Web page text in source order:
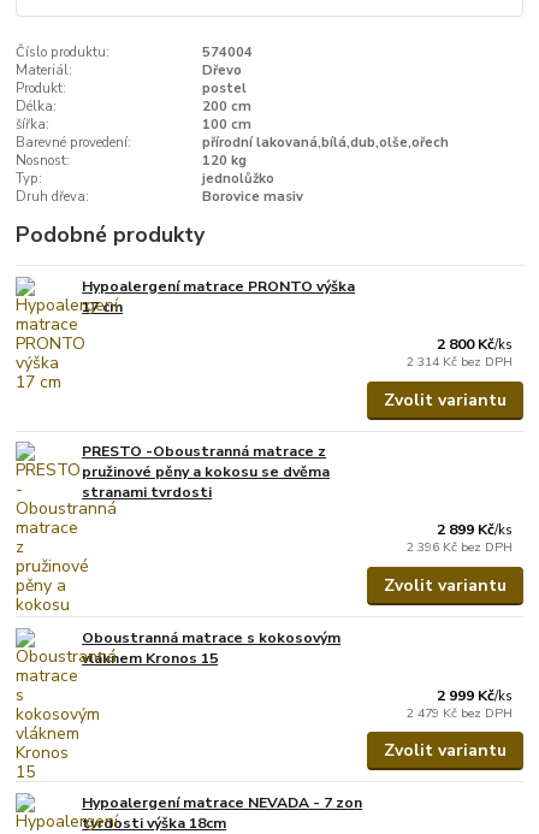
Číslo produktu:
574004
Materiál:
Dřevo
Produkt:
postel
Délka:
200 cm
šířka:
100 cm
Barevné provedení:
přírodní lakovaná,bílá,dub,olše,ořech
Nosnost:
120 kg
Typ:
jednolůžko
Druh dřeva:
Borovice masiv
Podobné produkty
Hypoalergení matrace PRONTO výška
17 cm
2 800 Kč/ks
2 314 Kč bez DPH
Zvolit variantu
PRESTO -Oboustranná matrace z
pružinové pěny a kokosu se dvěma
stranami tvrdosti
2 899 Kč/ks
2 396 Kč bez DPH
Zvolit variantu
Oboustranná matrace s kokosovým
vláknem Kronos 15
2 999 Kč/ks
2 479 Kč bez DPH
Zvolit variantu
Hypoalergení matrace NEVADA - 7 zon
tvrdosti výška 18cm